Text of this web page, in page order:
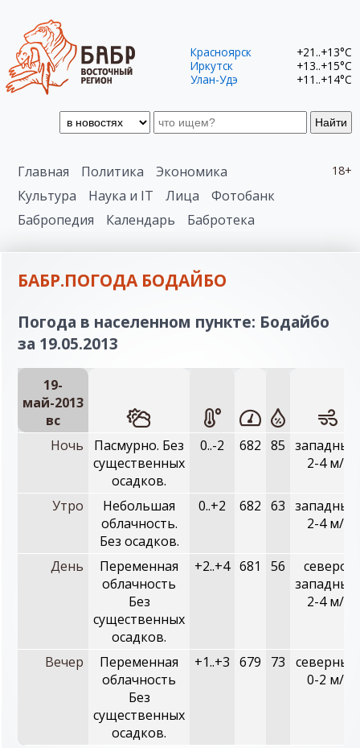
Найти
Красноярск
+21..+13°C
Иркутск
+13..+15°C
Улан-Удэ
+11..+14°C
18+
Главная Политика
Экономика
Культура
Наука и IT Лица
Фотобанк
Бабропедия
Календарь Бабротека
БАБР.ПОГОДА БОДАЙБО
Погода в населенном пункте: Бодайбо
за 19.05.2013
19-
май-2013
вc
Ночь
Пасмурно. Без
существенных
осадков.
0..-2 682 85 западный,
2-4 м/с
Утро
Небольшая
облачность.
Без осадков.
0..+2 682 63 западный,
2-4 м/с
День
Переменная
облачность
Без
существенных
осадков.
+2..+4 681 56
северо-
западный,
2-4 м/с
Вечер
Переменная
облачность
Без
существенных
осадков.
+1..+3 679 73
северный,
0-2 м/с